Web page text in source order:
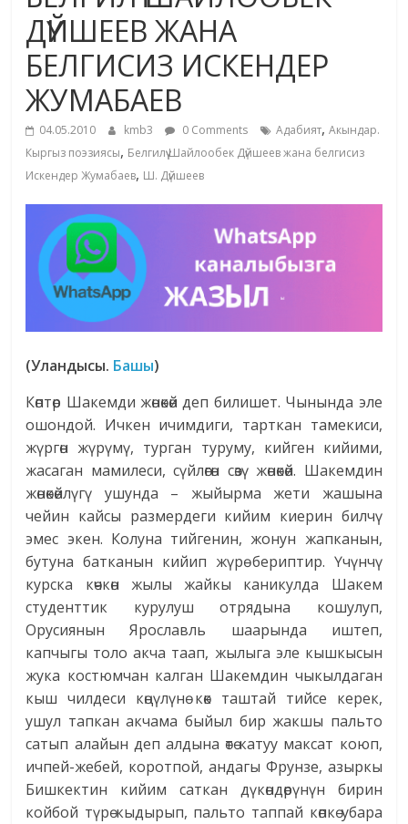
маданияты
жана
адабияты
ДҮЙШЕЕВ ЖАНА
БЕЛГИСИЗ ИСКЕНДЕР
ЖУМАБАЕВ
04.05.2010 kmb3 0 Comments Адабият,Акындар.
Кыргыз поэзиясы, Белгилүү Шайлообек Дүйшеев жана белгисиз
Искендер Жумабаев, Ш. Дүйшеев
(Уландысы. Башы)
Көптөр Шакемди жөнөкөй деп билишет. Чынында эле
ошондой. Ичкен ичимдиги, тарткан тамекиси,
жүргөн жүрүмү, турган туруму, кийген кийими,
жасаган мамилеси, сүйлөгөн сөзү жөнөкөй. Шакемдин
жөнөкөйлүгү ушунда – жыйырма жети жашына
чейин кайсы размердеги кийим киерин билчү
эмес экен. Колуна тийгенин, жонун жапканын,
бутуна батканын кийип жүрө бериптир. Үчүнчү
курска көчкөн жылы жайкы каникулда Шакем
студенттик курулуш отрядына кошулуп,
Орусиянын Ярославль шаарында иштеп,
капчыгы толо акча таап, жылыга эле кышкысын
жука костюмчан калган Шакемдин чыкылдаган
кыш чилдеси көңүлүнө көк таштай тийсе керек,
ушул тапкан акчама быйыл бир жакшы пальто
сатып алайын деп алдына өтө катуу максат коюп,
ичпей-жебей, коротпой, андагы Фрунзе, азыркы
Бишкектин кийим саткан дүкөндөрүнүн бирин
койбой түрө кыдырып, пальто таппай көпкө убара